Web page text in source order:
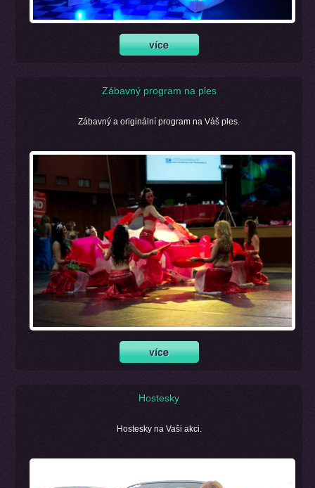
Zábavný program na ples
Zábavný a originální program na Váš ples.
Hostesky
Hostesky na Vaši akci.